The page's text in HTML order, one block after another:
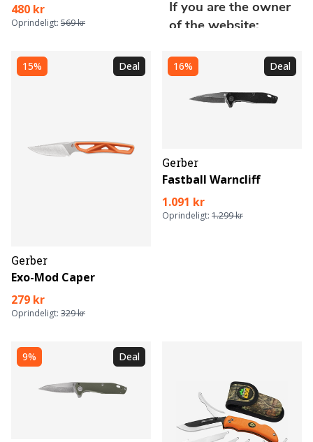
480 kr
Oprindeligt: 569 kr
15% Deal
Gerber
Exo-Mod Caper
279 kr
Oprindeligt: 329 kr
16% Deal
Gerber
Fastball Warncliff
1.091 kr
Oprindeligt: 1.299 kr
9% Deal